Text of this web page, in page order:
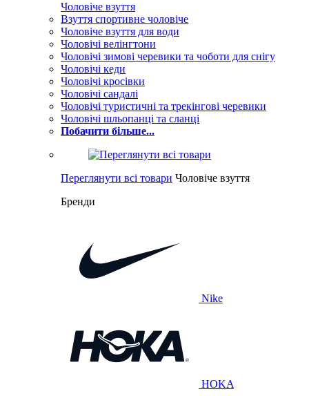
Чоловіче взуття
Взуття спортивне чоловіче
Чоловіче взуття для води
Чоловічі велінгтони
Чоловічі зимові черевики та чоботи для снігу
Чоловічі кеди
Чоловічі кросівки
Чоловічі сандалі
Чоловічі туристичні та трекінгові черевики
Чоловічі шльопанці та сланці
Побачити більше...
Переглянути всі товари Чоловіче взуття
Бренди
Nike
HOKA